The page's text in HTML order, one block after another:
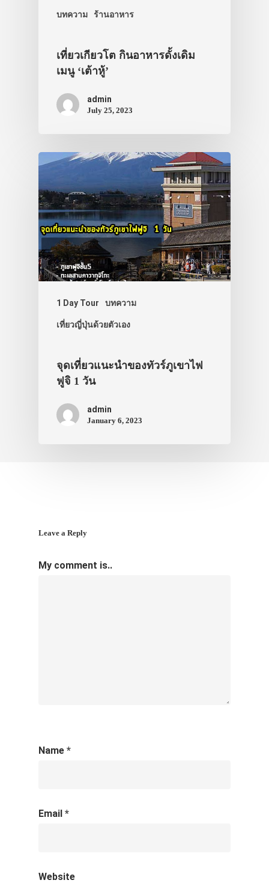
บทความ ร้านอาหาร
เที่ยวเกียวโต กินอาหารดั้งเดิม
เมนู ‘เต้าหู้’
admin
July 25, 2023
1 Day Tour บทความ
เที่ยวญี่ปุ่นด้วยตัวเอง
จุดเที่ยวแนะนำของทัวร์ภูเขาไฟ
ฟูจิ 1 วัน
admin
January 6, 2023
Leave a Reply
My comment is..
Name *
Email *
Website
ประเทศญี่ปุ่น
เที่ยวญี่ปุ่นด้ว
เอง
รถบัส
เดินทาง
ทัวร์
ที่พัก